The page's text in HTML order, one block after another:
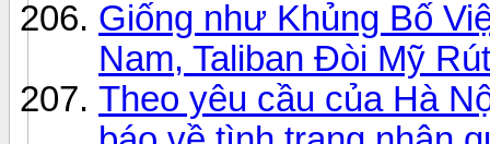
Giống như Khủng Bố
Nam, Taliban Đòi Mỹ
Theo yêu cầu của Hà